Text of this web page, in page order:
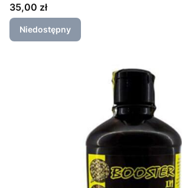
Cena
35,00 zł
Niedostępny